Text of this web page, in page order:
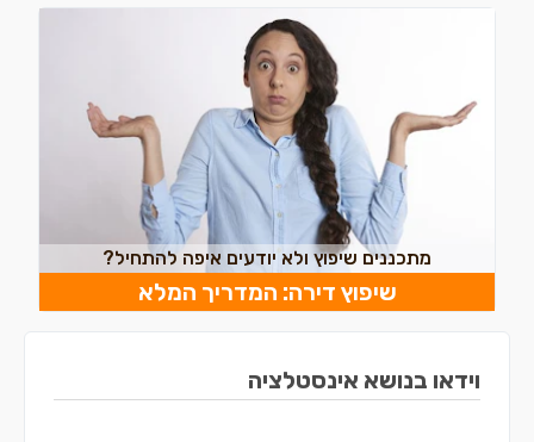
מתכננים שיפוץ ולא יודעים איפה להתחיל?
שיפוץ דירה: המדריך המלא
וידאו בנושא אינסטלציה